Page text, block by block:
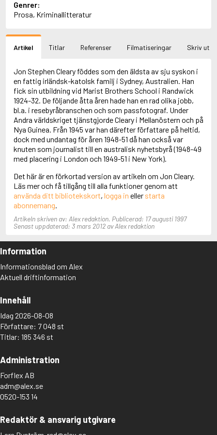
Aciman, André
Ackebo, Lena
Ackroyd, Peter
Adam de la Halle
Adams, Douglas
Adams, Herbert
Adams, Jane
Adams, Richard
Adbåge, Emma
Adbåge, Lisen
Adelborg, Ottilia
Adichie, Chimamanda Ngozi
Adiga, Aravind
Adler-Olsen, Jussi
Adlerbeth, Gudmund Jöran
Adnan, Etel
Adolfsson, Eva
Adolfsson, Evert
Adolfsson, Gunnar
Adolfsson, Maria
Adolphsen, Peter
Genrer:
Prosa, Kriminallitteratur
Artikel Titlar Referenser Filmatiseringar Skriv ut
Jon Stephen Cleary föddes som den äldsta av sju syskon i
en fattig irländsk-katolsk familj i Sydney, Australien. Han
fick sin utbildning vid Marist Brothers School i Randwick
1924-32. De följande åtta åren hade han en rad olika jobb,
bl.a. i resebyråbranschen och som passfotograf. Under
Andra världskriget tjänstgjorde Cleary i Mellanöstern och på
Nya Guinea. Från 1945 var han därefter författare på heltid,
dock med undantag för åren 1948-51 då han också var
knuten som journalist till en australisk nyhetsbyrå (1948-49
med placering i London och 1949-51 i New York).
Det här är en förkortad version av artikeln om Jon Cleary.
Läs mer och få tillgång till alla funktioner genom att
använda ditt bibliotekskort, logga in eller starta
abonnemang.
Artikeln skriven av: Alex redaktion. Publicerad: 17 augusti 1997
Senast uppdaterad: 3 mars 2012 av Alex redaktion
Information
Informationsblad om Alex
Aktuell driftinformation
Innehåll
Idag 2026-08-08
Författare: 7 048 st
Titlar: 185 346 st
Administration
Forflex AB
adm@alex.se
0520-153 14
Redaktör & ansvarig utgivare